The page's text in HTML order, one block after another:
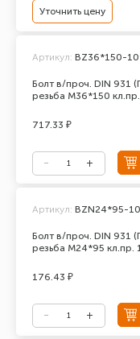
Уточнить цену
Болт в/проч. DIN
резьба М36*150
Артикул: BZ36*150-
717.33 ₽
Болт в/проч. DIN
резьба М24*95 кл.пр.
Артикул: BZN24*95-
176.43 ₽